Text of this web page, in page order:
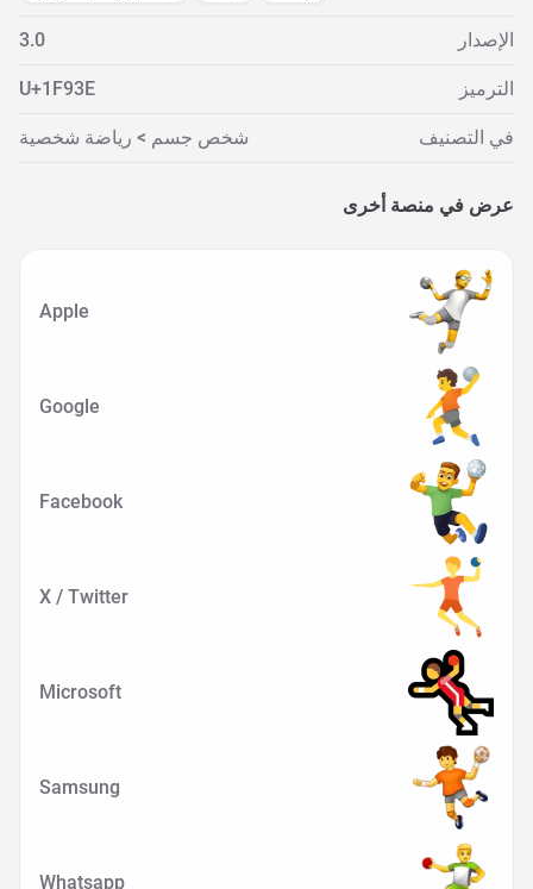
الإصدار 3.0
الترميز U+1F93E
في التصنيف شخص جسم > رياضة شخصية
عرض في منصة أخرى
Apple
Google
Facebook
X / Twitter
Microsoft
Samsung
Whatsapp